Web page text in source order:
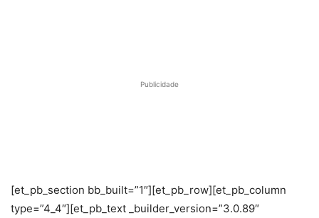
Publicidade
[et_pb_section bb_built=”1″][et_pb_row][et_pb_column
type=”4_4″][et_pb_text _builder_version=”3.0.89″